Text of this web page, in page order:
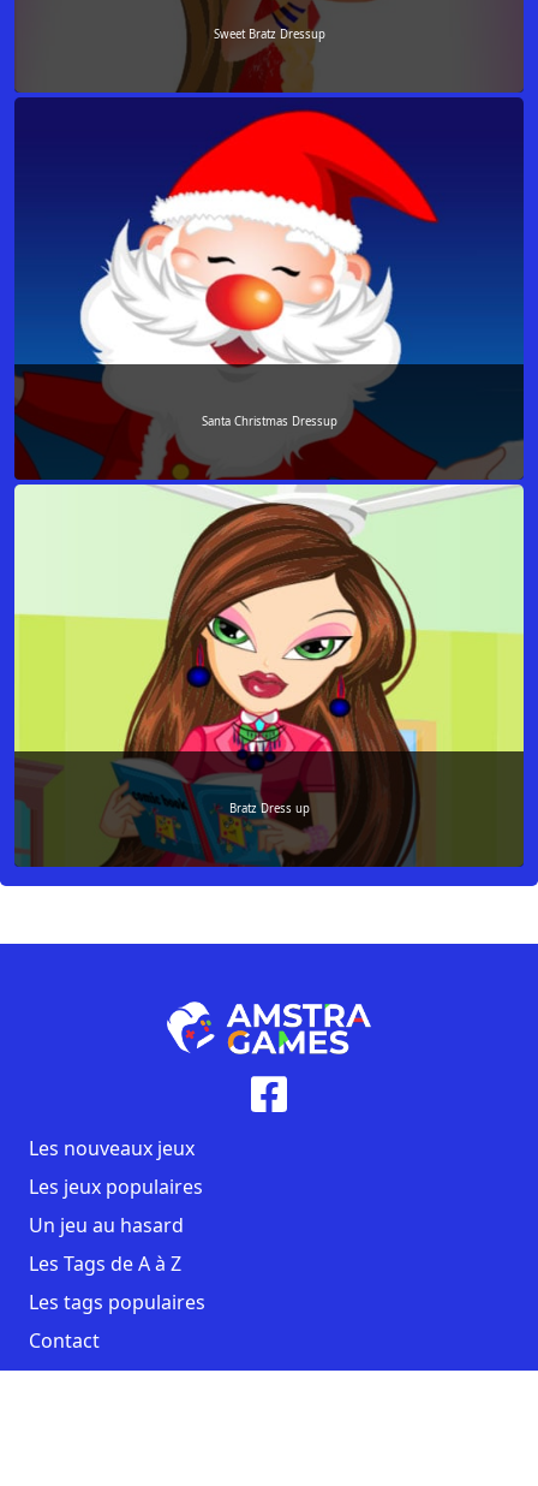
Sweet Bratz Dressup
Santa Christmas Dressup
Bratz Dress up
Les nouveaux jeux
Les jeux populaires
Un jeu au hasard
Les Tags de A à Z
Les tags populaires
Contact
CGU